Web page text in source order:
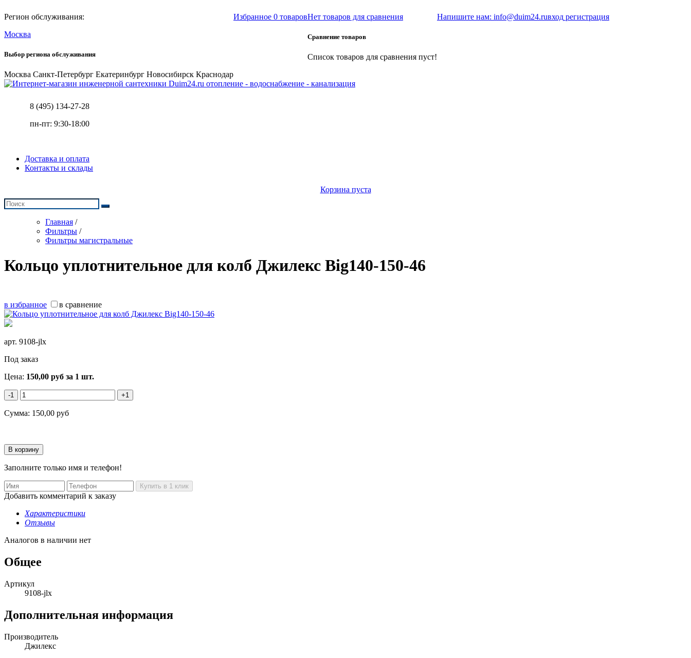
Регион обслуживания:
Москва
Выбор региона обслуживания
Москва Санкт-Петербург Екатеринбург Новосибирск Краснодар
Избранное 0 товаровНет товаров для сравнения
Сравнение товаров
Список товаров для сравнения пуст!
Напишите нам: info@duim24.ruвход регистрация
отопление - водоснабжение - канализация
8 (495) 134-27-28
пн-пт: 9:30-18:00
Доставка и оплата
Контакты и склады
Корзина пуста
Главная /
Фильтры /
Фильтры магистральные
Кольцо уплотнительное для колб Джилекс Big140-150-46
в избранное в сравнение
арт. 9108-jlx
Под заказ
Цена: 150,00 руб за 1 шт.
-1 +1
Сумма: 150,00 руб
Заполните только имя и телефон!
Добавить комментарий к заказу
Характеристики
Отзывы
Аналогов в наличии нет
Общее
Артикул
9108-jlx
Дополнительная информация
Производитель
Джилекс